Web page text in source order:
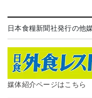
日本食糧新聞社発行の他
媒体紹介ページはこちら